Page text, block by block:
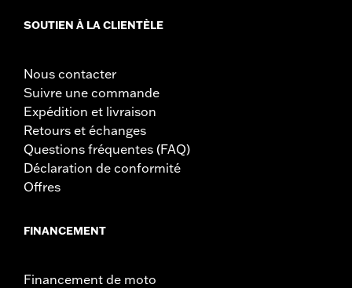
SOUTIEN À LA CLIENTÈLE
Nous contacter
Suivre une commande
Expédition et livraison
Retours et échanges
Questions fréquentes (FAQ)
Déclaration de conformité
Offres
FINANCEMENT
Financement de moto